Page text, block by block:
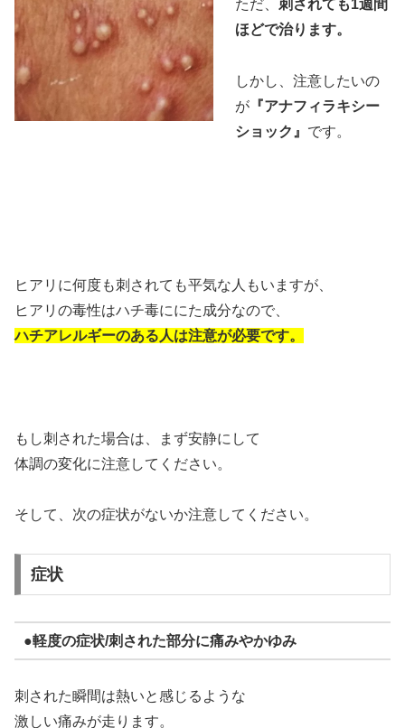
ただ、 刺されても1週間
ほどで治ります。
しかし、注意したいの
が 『アナフィラキシー
ショック』 です。
ヒアリに何度も刺されても平気な人もいますが、
ヒアリの毒性はハチ毒ににた成分なので、
ハチアレルギーのある人は注意が必要です。
もし刺された場合は、まず安静にして
体調の変化に注意してください。
そして、次の症状がないか注意してください。
症状
●軽度の症状/刺された部分に痛みやかゆみ
刺された瞬間は熱いと感じるような
激しい痛みが走ります。